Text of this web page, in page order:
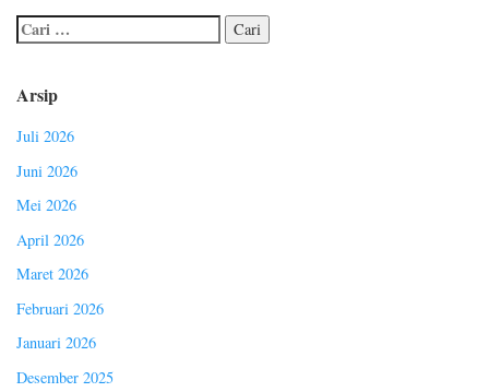
Arsip
Juli 2026
Juni 2026
Mei 2026
April 2026
Maret 2026
Februari 2026
Januari 2026
Desember 2025